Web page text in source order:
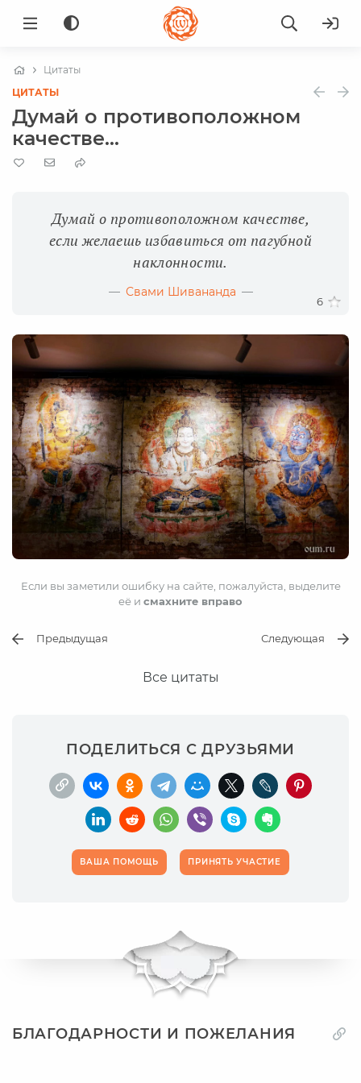
Цитаты
ЦИТАТЫ
Думай о противоположном
качестве...
Думай о противоположном качестве,
если желаешь избавиться от пагубной
наклонности.
Свами Шивананда
6
Если вы заметили ошибку на сайте, пожалуйста, выделите
её и смахните вправо
Предыдущая Следующая
Все цитаты
ПОДЕЛИТЬСЯ С ДРУЗЬЯМИ
ВАША ПОМОЩЬ ПРИНЯТЬ УЧАСТИЕ
БЛАГОДАРНОСТИ И ПОЖЕЛАНИЯ